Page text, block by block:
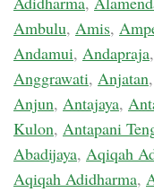
Ambulu, Amis,
Andamui, Andapraja,
Anggrawati, Anjatan,
Anjun, Antajaya,
Kulon, Antapani
Abadijaya, Aqiqah
Aqiqah Adidharma,